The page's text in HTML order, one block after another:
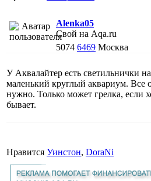
Alenka05
Свой на Aqa.ru
5074 6469 Москва
У Аквалайтер есть светильнички
маленький круглый аквариум. Все
нужно. Только может грелка, если
бывает.
Нравится Уинстон, DoraNi